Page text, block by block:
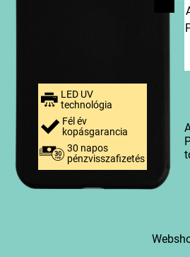
LED UV
technológia
Fél év
kopásgarancia
30 napos
pénzvisszafizetés